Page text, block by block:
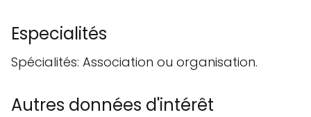
Especialités
Spécialités: Association ou organisation.
Autres données d'intérêt